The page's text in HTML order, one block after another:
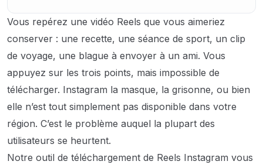
Vous repérez une vidéo Reels que vous aimeriez
conserver : une recette, une séance de sport, un clip
de voyage, une blague à envoyer à un ami. Vous
appuyez sur les trois points, mais impossible de
télécharger. Instagram la masque, la grisonne, ou bien
elle n’est tout simplement pas disponible dans votre
région. C’est le problème auquel la plupart des
utilisateurs se heurtent.
Notre outil de téléchargement de Reels Instagram vous